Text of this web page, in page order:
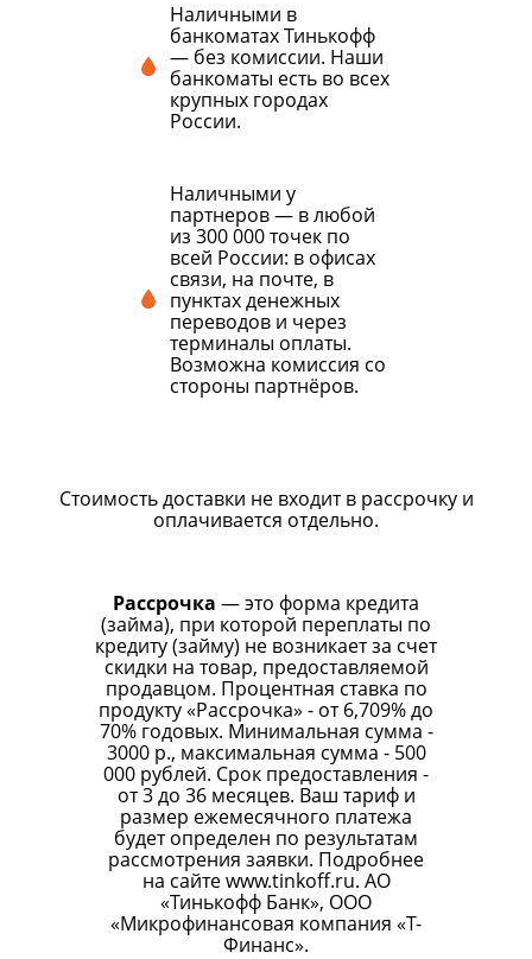
Наличными в
банкоматах Тинькофф
— без комиссии. Наши
банкоматы есть во всех
крупных городах
России.
Наличными у
партнеров — в любой
из 300 000 точек по
всей России: в офисах
связи, на почте, в
пунктах денежных
переводов и через
терминалы оплаты.
Возможна комиссия со
стороны партнёров.
Стоимость доставки не входит в рассрочку и
оплачивается отдельно.
Рассрочка — это форма кредита
(займа), при которой переплаты по
кредиту (займу) не возникает за счет
скидки на товар, предоставляемой
продавцом. Процентная ставка по
продукту «Рассрочка» - от 6,709% до
70% годовых. Минимальная сумма -
3000 р., максимальная сумма - 500
000 рублей. Срок предоставления -
от 3 до 36 месяцев. Ваш тариф и
размер ежемесячного платежа
будет определен по результатам
рассмотрения заявки. Подробнее
на сайтеwww.tinkoff.ru. АО
«Тинькофф Банк», ООО
«Микрофинансовая компания «Т-
Финанс».